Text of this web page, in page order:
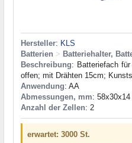
Hersteller: KLS
Batterien > Batteriehalter,
Beschreibung: Batteriefach
offen; mit Drähten 15cm;
Anwendung: AA
Abmessungen, mm: 58x30x14
Anzahl der Zellen: 2
erwartet: 3000 St.